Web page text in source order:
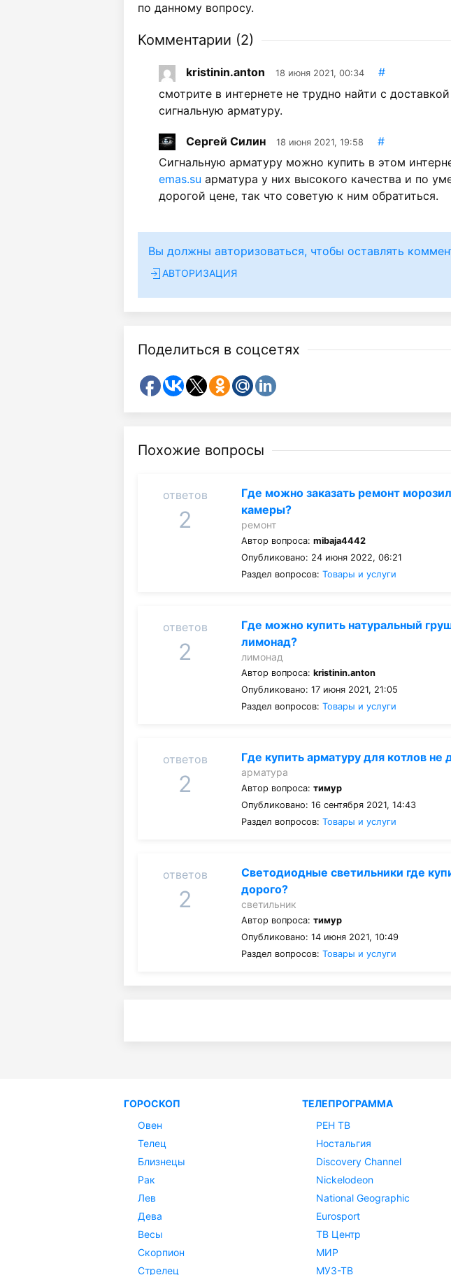
по данному вопросу.
Комментарии (2)
kristinin.anton 18 июня 2021, 00:34 #
смотрите в интернете не трудно найти с
сигнальную арматуру.
Сергей Силин 18 июня 2021, 19:58 #
Сигнальную арматуру можно купить в этом
emas.su арматура у них высокого качества и по
дорогой цене, так что советую к ним обратиться.
Вы должны авторизоваться, чтобы оставлять
АВТОРИЗАЦИЯ
Поделиться в соцсетях
Похожие вопросы
ответов
2
Где можно заказать ремонт
камеры?
ремонт
Автор вопроса:mibaja4442
Опубликовано: 24 июня 2022, 06:21
Раздел вопросов:Товары и услуги
ответов
2
Где можно купить натуральный
лимонад?
лимонад
Автор вопроса:kristinin.anton
Опубликовано: 17 июня 2021, 21:05
Раздел вопросов:Товары и услуги
ответов
2
Где купить арматуру для котлов не
арматура
Автор вопроса:тимур
Опубликовано: 16 сентября 2021, 14:43
Раздел вопросов:Товары и услуги
ответов
2
Светодиодные светильники где
дорого?
светильник
Автор вопроса:тимур
Опубликовано: 14 июня 2021, 10:49
Раздел вопросов:Товары и услуги
ГОРОСКОП
Овен
Телец
Близнецы
Рак
Лев
Дева
Весы
Скорпион
Стрелец
ТЕЛЕПРОГРАММА
РЕН ТВ
Ностальгия
Discovery Channel
Nickelodeon
National Geographic
Eurosport
ТВ Центр
МИР
МУЗ-ТВ